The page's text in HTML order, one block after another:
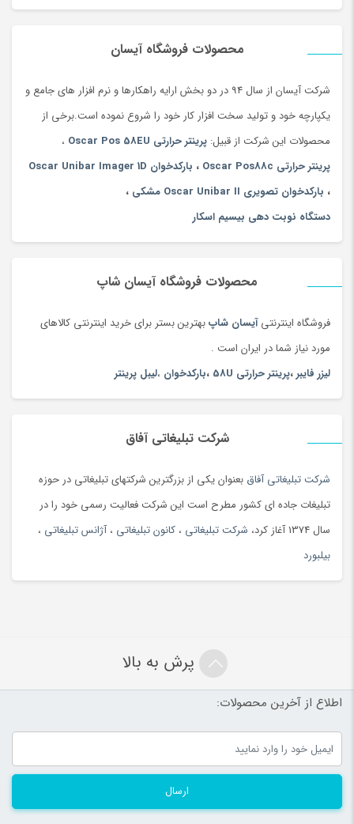
محصولات فروشگاه آیسان
شرکت آیسان از سال 94 در دو بخش ارایه راهکارها و نرم افزار های جامع و
یکپارچه خود و تولید سخت افزار کار خود را شروع نموده است.برخی از
محصولات این شرکت از قبیل: پرینتر حرارتی Oscar Pos 58EU
،
پرینتر حرارتی Oscar Pos88c
، بارکدخوان Oscar Unibar Imager 1D
، بارکدخوان تصویری Oscar Unibar II مشکی
،
دستگاه نوبت دهی بیسیم اسکار
محصولات فروشگاه آیسان شاپ
فروشگاه اینترنتیآیسان شاپبهترین بستر برای خرید اینترنتی کالاهای
مورد نیاز شما در ایران است .
لیزر فایبر،پرینتر حرارتی 58U ،بارکدخوان ،لیبل پرینتر
شرکت تبلیغاتی آفاق
شرکت تبلیغاتی آفاق بعنوان یکی از بزرگترین شرکتهای تبلیغاتی در حوزه
تبلیغات جاده ای کشور مطرح است این شرکت فعالیت رسمی خود را در
سال 1374 آغاز کرد،
شرکت تبلیغاتی ، کانون تبلیغاتی ،آژانس تبلیغاتی ،
بیلبورد
پرش به بالا
اطلاع از آخرین محصولات:
ارسال